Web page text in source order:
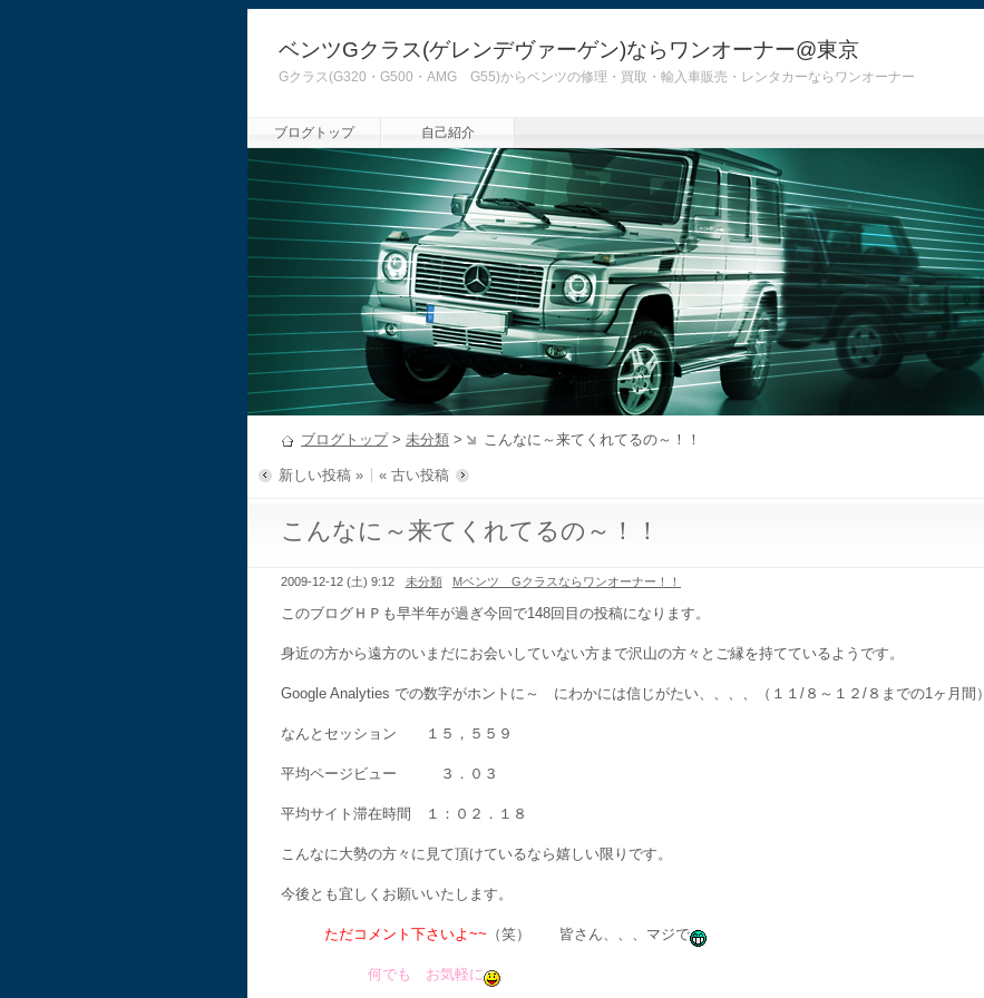
ベンツGクラス(ゲレンデヴァーゲン)ならワンオーナー@東京
Gクラス(G320・G500・AMG G55)からベンツの修理・買取・輸入車販売・レンタカーならワンオーナー
ブログトップ 自己紹介
ブログトップ> 未分類 > こんなに～来てくれてるの～！！
新しい投稿 » « 古い投稿
こんなに～来てくれてるの～！！
2009-12-12 (土) 9:12 未分類 Mベンツ Gクラスならワンオーナー！！
このブログＨＰも早半年が過ぎ今回で148回目の投稿になります。
身近の方から遠方のいまだにお会いしていない方まで沢山の方々とご縁を持てているようです。
Google Analyties での数字がホントに～ にわかには信じがたい、、、、（１１/８～１２/８までの1ヶ月間）
なんとセッション １５，５５９
平均ページビュー ３．０３
平均サイト滞在時間 １：０２．１８
こんなに大勢の方々に見て頂けているなら嬉しい限りです。
今後とも宜しくお願いいたします。
ただコメント下さいよ~~ （笑） 皆さん、、、マジで
何でも お気軽に